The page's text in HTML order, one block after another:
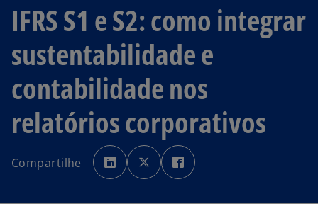
IFRS S1 e S2: como integrar
sustentabilidade e
contabilidade nos
relatórios corporativos
Compartilhe
a
b
r
e
a
b
r
e
b
r